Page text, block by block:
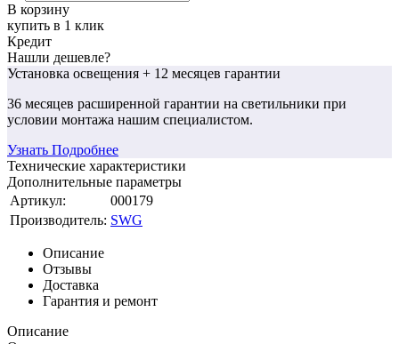
В корзину
купить в 1 клик
Кредит
Нашли дешевле?
Установка освещения + 12 месяцев гарантии
36 месяцев расширенной гарантии на светильники при
условии монтажа нашим специалистом.
Узнать Подробнее
Технические характеристики
Дополнительные параметры
Артикул:
000179
Производитель: SWG
Описание
Отзывы
Доставка
Гарантия и ремонт
Описание